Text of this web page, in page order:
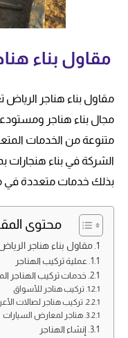
مقاول بناء
مقاول بناء هناجر الرياض
مجال بناء هناجر
متنوعة من الخدمات
الشركة في بناء هنجارات
بذلك خدمات متعددة في
محتوى
مقاول بناء هناجر
عملية تركيب الهناجر
خدمات تركيب الهناجر
تركيب هناجر للأسواق
تركيب هناجر لصالات
هناجر لمعارض السيارات
إنشاء الهناجر